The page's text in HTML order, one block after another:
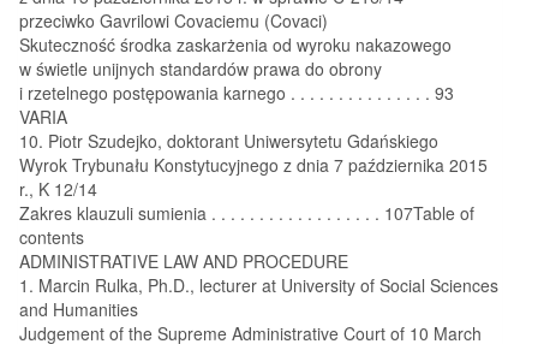
przeciwko Gavrilowi Covaciemu (Covaci)
Skuteczność środka zaskarżenia od wyroku nakazowego
w świetle unijnych standardów prawa do obrony
i rzetelnego postępowania karnego . . . . . . . . . . . . . . . 93
VARIA
10. Piotr Szudejko, doktorant Uniwersytetu Gdańskiego
Wyrok Trybunału Konstytucyjnego z dnia 7 października 2015
r., K 12/14
Zakres klauzuli sumienia . . . . . . . . . . . . . . . . . . 107Table of
contents
ADMINISTRATIVE LAW AND PROCEDURE
1. Marcin Rulka, Ph.D., lecturer at University of Social Sciences
and Humanities
Judgement of the Supreme Administrative Court of 10 March